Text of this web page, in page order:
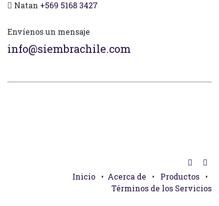
Natan +569 5168 3427
Envíenos un mensaje
info@siembrachile.com
Inicio • Acerca de • Productos
•
Términos de los Servicios